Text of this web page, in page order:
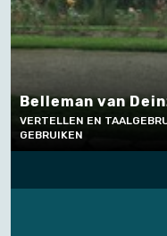
Belleman van
VERTELLEN EN
GEBRUIKEN